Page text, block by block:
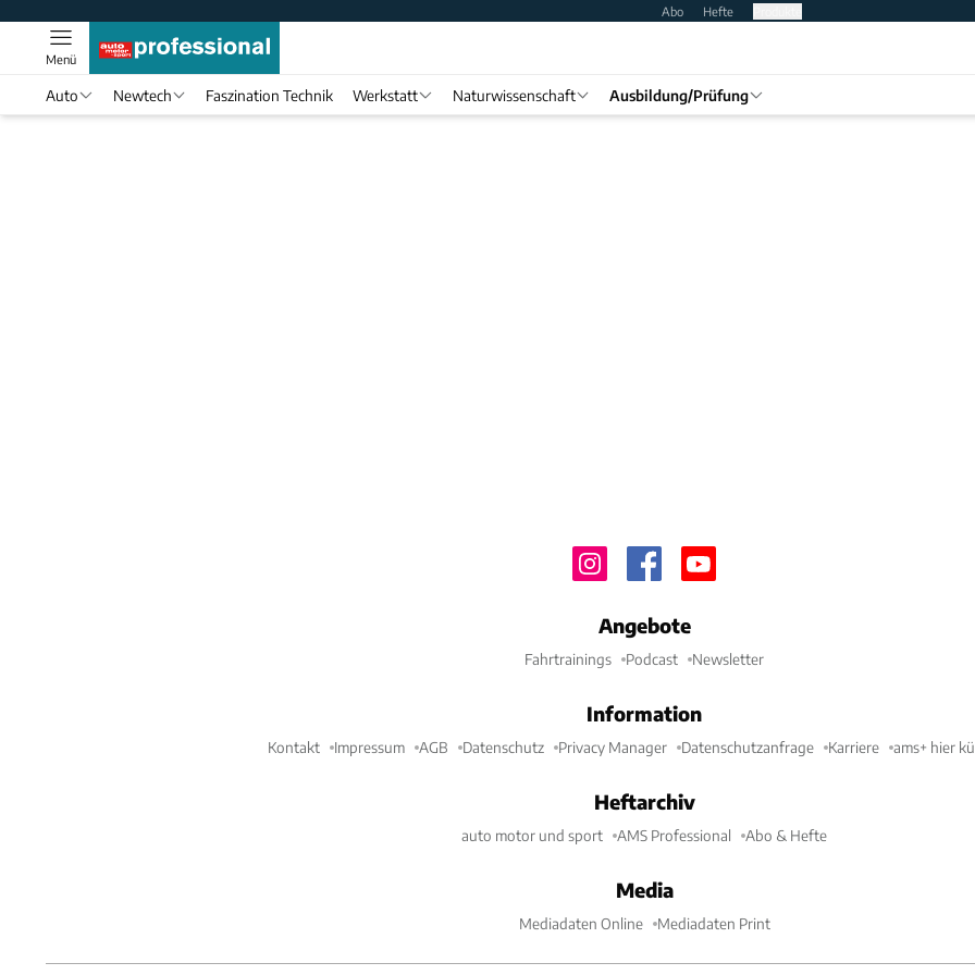
Abo Hefte
Menü
Auto Newtech Faszination Technik Werkstatt Naturwissenschaft Ausbildung/Prüfung
Angebote
Fahrtrainings Podcast Newsletter
Information
Kontakt Impressum AGB Datenschutz Privacy Manager Datenschutzanfrage Karriere ams+ hier
Heftarchiv
auto motor und sport AMS Professional Abo & Hefte
Media
Mediadaten Online Mediadaten Print